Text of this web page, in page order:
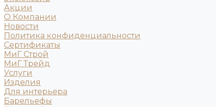
Акции
О Компании
Новости
Политика конфиденциальности
Сертификаты
МиГ Строй
МиГ Трейд
Услуги
Изделия
Для интерьера
Барельефы